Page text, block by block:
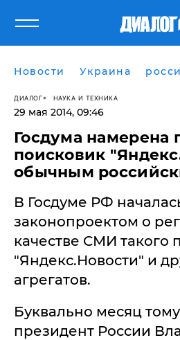
Новости Украина
ДИАЛОГ НАУКА И ТЕХНИКА
29 мая 2014, 09:46
Госдума намерена
поисковик
обычным
В Госдуме РФ
законопроектом о
качестве СМИ такого
"Яндекс.Новости" и
агрегатов.
Буквально месяц
президент России